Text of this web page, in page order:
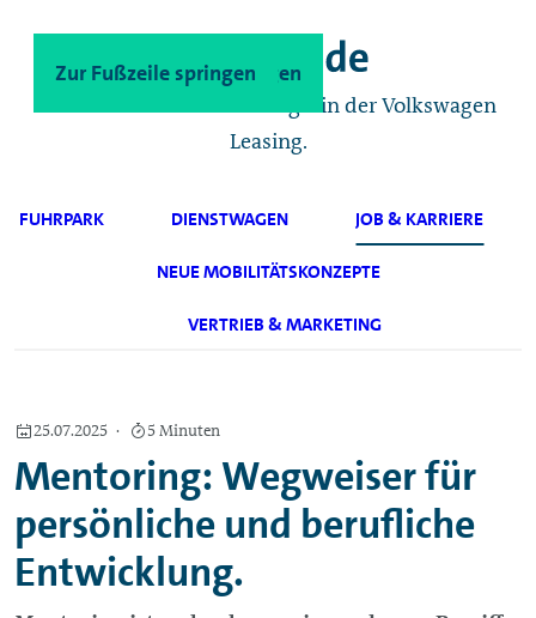
Zum Hauptinhalt springen
Zur Fußzeile springen
Das Geschäftskunden-Magazin der Volkswagen
Leasing.
FUHRPARK DIENSTWAGEN JOB & KARRIERE
NEUE MOBILITÄTSKONZEPTE
VERTRIEB & MARKETING
25.07.2025 5 Minuten
Mentoring: Wegweiser für
persönliche und berufliche
Entwicklung.